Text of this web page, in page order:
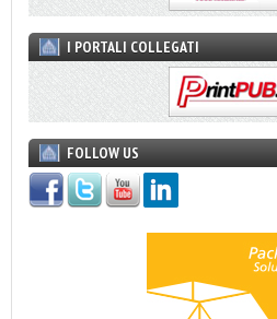
I PORTALI COLLEGATI
FOLLOW US